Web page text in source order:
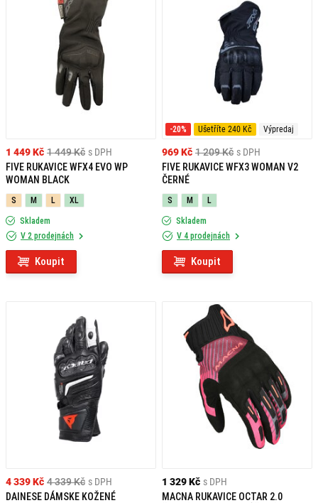
1 449 Kč
1 449 Kč
s DPH
FIVE RUKAVICE WFX4 EVO WP
WOMAN BLACK
S M L XL
Skladem
V 2 prodejnách
Koupit
-20% Ušetříte 240 Kč Výpredaj
1 209 Kč
969 Kč
s DPH
FIVE RUKAVICE WFX3 WOMAN V2
ČERNÉ
S M L
Skladem
V 4 prodejnách
Koupit
4 339 Kč
4 339 Kč
s DPH
DAINESE DÁMSKE KOŽENÉ
1 329 Kč s DPH
MACNA RUKAVICE OCTAR 2.0